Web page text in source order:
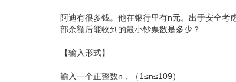
阿迪有很多钱。他在银行里有n元。出于安全
部余额后能收到的最小钞票数是多少？
【输入形式】
输入一个正整数n，（1≤n≤109）